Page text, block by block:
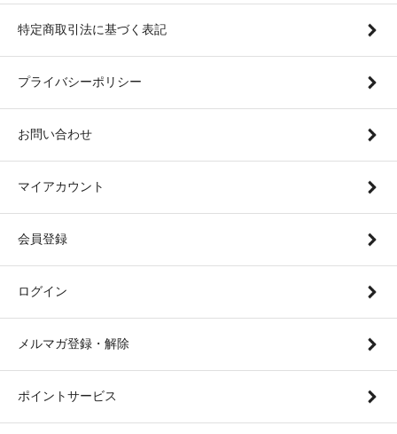
特定商取引法に基づく表記
プライバシーポリシー
お問い合わせ
マイアカウント
会員登録
ログイン
メルマガ登録・解除
ポイントサービス